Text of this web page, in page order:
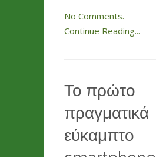
No Comments.
Continue Reading...
Το πρώτο
πραγματικά
εύκαμπτο